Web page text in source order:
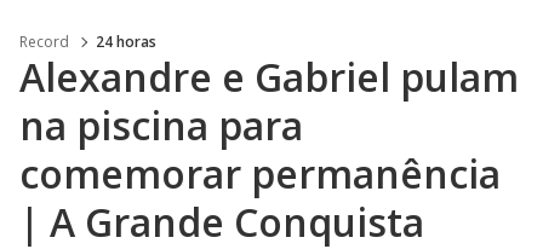
Record 24 horas
Alexandre e Gabriel pulam
na piscina para
comemorar permanência
| A Grande Conquista